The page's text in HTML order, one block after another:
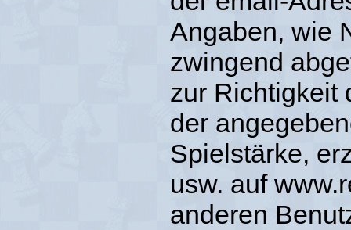
Angaben, wie
zwingend
zur Richtigkeit
der
Spielstärke,
usw. auf
anderen